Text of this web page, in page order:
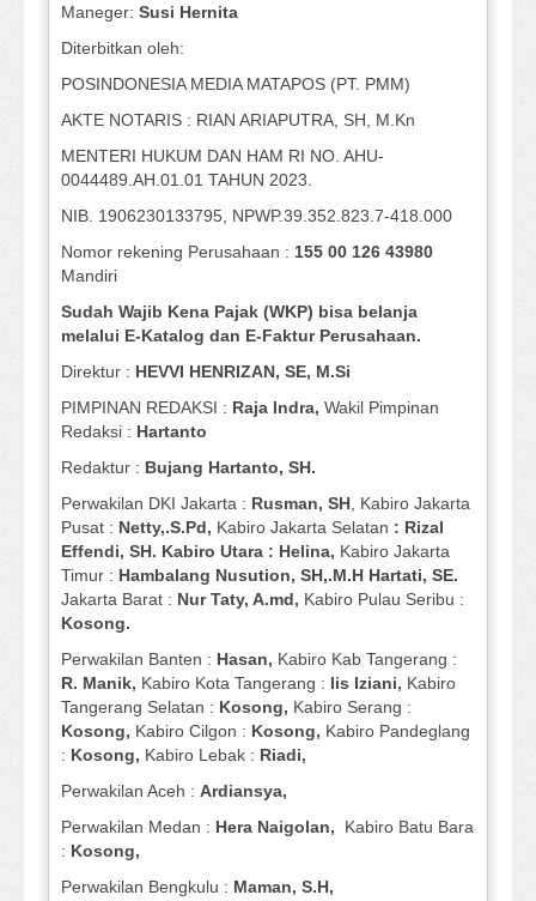
Maneger: Susi Hernita
Diterbitkan oleh:
POSINDONESIA MEDIA MATAPOS (PT. PMM)
AKTE NOTARIS : RIAN ARIAPUTRA, SH, M.Kn
MENTERI HUKUM DAN HAM RI NO. AHU-
0044489.AH.01.01 TAHUN 2023.
NIB. 1906230133795, NPWP.39.352.823.7-418.000
Nomor rekening Perusahaan : 155 00 126 43980
Mandiri
Sudah Wajib Kena Pajak (WKP) bisa belanja
melalui E-Katalog dan E-Faktur Perusahaan.
Direktur : HEVVI HENRIZAN, SE, M.Si
PIMPINAN REDAKSI : Raja Indra, Wakil Pimpinan
Redaksi : Hartanto
Redaktur : Bujang Hartanto, SH.
Perwakilan DKI Jakarta : Rusman, SH , Kabiro Jakarta
Pusat : Netty,.S.Pd, Kabiro Jakarta Selatan : Rizal
Effendi, SH. Kabiro Utara : Helina, Kabiro Jakarta
Timur : Hambalang Nusution, SH,.M.H Hartati, SE.
Jakarta Barat : Nur Taty, A.md, Kabiro Pulau Seribu :
Kosong.
Perwakilan Banten : Hasan, Kabiro Kab Tangerang :
R. Manik, Kabiro Kota Tangerang : Iis Iziani, Kabiro
Tangerang Selatan : Kosong, Kabiro Serang :
Kosong, Kabiro Cilgon : Kosong, Kabiro Pandeglang
: Kosong, Kabiro Lebak : Riadi,
Perwakilan Aceh : Ardiansya,
Perwakilan Medan : Hera Naigolan, Kabiro Batu Bara
: Kosong,
Perwakilan Bengkulu : Maman, S.H,